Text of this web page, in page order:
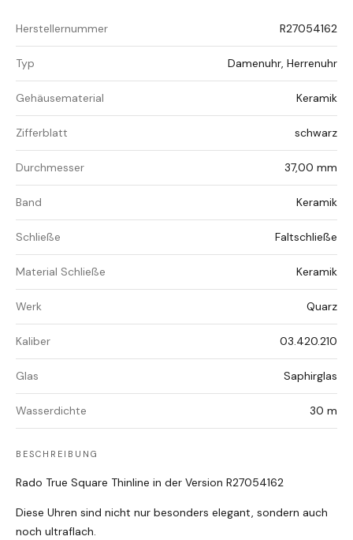
Herstellernummer R27054162
Typ Damenuhr, Herrenuhr
Gehäusematerial Keramik
Zifferblatt schwarz
Durchmesser 37,00 mm
Band Keramik
Schließe Faltschließe
Material Schließe Keramik
Werk Quarz
Kaliber 03.420.210
Glas Saphirglas
Wasserdichte 30 m
BESCHREIBUNG
Rado True Square Thinline in der Version R27054162
Diese Uhren sind nicht nur besonders elegant, sondern auch
noch ultraflach.